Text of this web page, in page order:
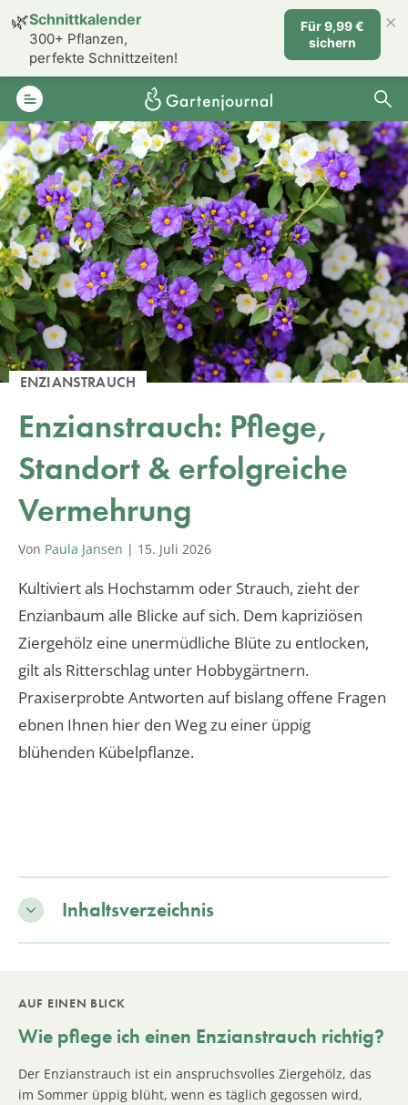
ENZIANSTRAUCH
Enzianstrauch: Pflege,
Standort & erfolgreiche
Vermehrung
Von Paula Jansen | 15. Juli 2026
Kultiviert als Hochstamm oder Strauch, zieht der
Enzianbaum alle Blicke auf sich. Dem kapriziösen
Ziergehölz eine unermüdliche Blüte zu entlocken,
gilt als Ritterschlag unter Hobbygärtnern.
Praxiserprobte Antworten auf bislang offene Fragen
ebnen Ihnen hier den Weg zu einer üppig
blühenden Kübelpflanze.
Inhaltsverzeichnis
AUF EINEN BLICK
Wie pflege ich einen Enzianstrauch richtig?
Der Enzianstrauch ist ein anspruchsvolles Ziergehölz, das
im Sommer üppig blüht, wenn es täglich gegossen wird,
🌿Schnittkalender
300+ Pflanzen,
perfekte Schnittzeiten!
Für 9,99 €
sichern
×